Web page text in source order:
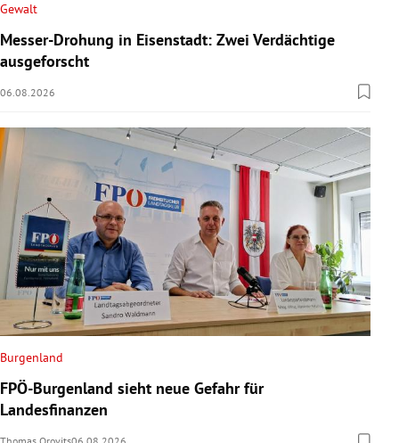
Gewalt
Messer-Drohung in Eisenstadt: Zwei Verdächtige
ausgeforscht
06.08.2026
Burgenland
FPÖ-Burgenland sieht neue Gefahr für
Landesfinanzen